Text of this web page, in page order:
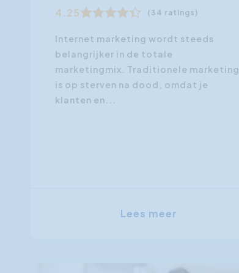
4.25 (34 ratings)
Internet marketing wordt steeds
belangrijker in de totale
marketingmix. Traditionele marketing
is op sterven na dood, omdat je
klanten en...
Lees meer